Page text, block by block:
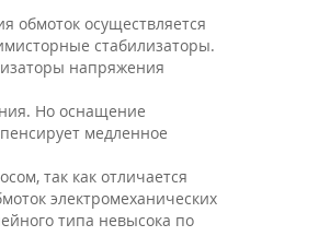
обмоток осуществляется
стабилизаторы.
напряжения
Но оснащение
медленное
так как отличается
электромеханических
типа невысока по